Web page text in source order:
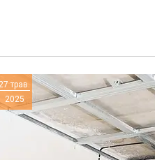
27 трав.
2025